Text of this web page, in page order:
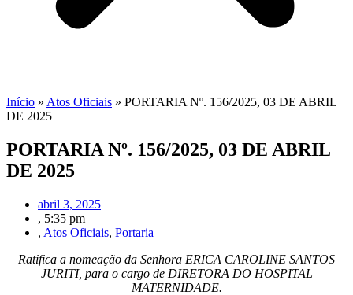
Início » Atos Oficiais » PORTARIA Nº. 156/2025, 03 DE ABRIL
DE 2025
PORTARIA Nº. 156/2025, 03 DE ABRIL
DE 2025
abril 3, 2025
, 5:35 pm
, Atos Oficiais, Portaria
Ratifica a nomeação da Senhora ERICA CAROLINE SANTOS
JURITI, para o cargo de DIRETORA DO HOSPITAL
MATERNIDADE.